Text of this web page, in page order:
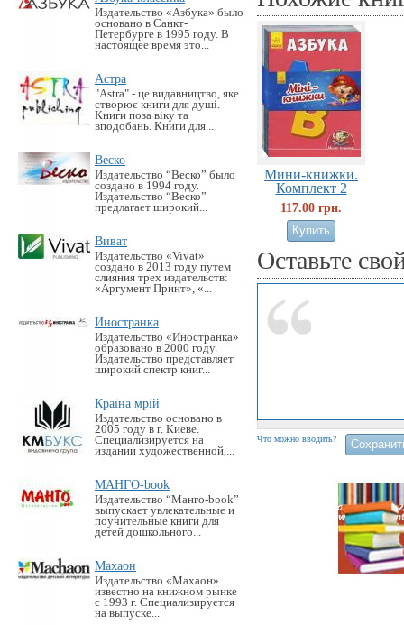
Издательство «Азбука» было
основано в Санкт-
Петербурге в 1995 году. В
настоящее время это...
Астра
"Astra" - це видавництво, яке
створює книги для душі.
Книги поза віку та
вподобань. Книги для...
Веско
Издательство “Веско” было
создано в 1994 году.
Издательство “Веско”
предлагает широкий...
Виват
Издательство «Vivat»
создано в 2013 году путем
слияния трех издательств:
«Аргумент Принт», «...
Иностранка
Издательство «Иностранка»
образовано в 2000 году.
Издательство представляет
широкий спектр книг...
Країна мрій
Издательство основано в
2005 году в г. Киеве.
Специализируется на
издании художественной,...
МАНГО-book
Издательство “Манго-book”
выпускает увлекательные и
поучительные книги для
детей дошкольного...
Махаон
Издательство «Махаон»
известно на книжном рынке
с 1993 г. Специализируется
на выпуске...
Мини-книжки.
Комплект 2
117.00 грн.
Оставьте
Что можно вводить?